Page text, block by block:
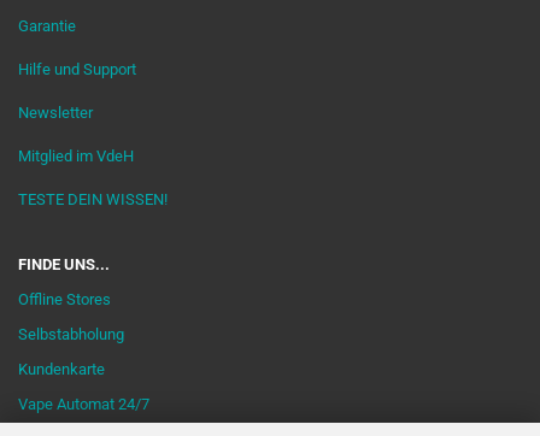
Garantie
Hilfe und Support
Newsletter
Mitglied im VdeH
TESTE DEIN WISSEN!
FINDE UNS...
Offline Stores
Selbstabholung
Kundenkarte
Vape Automat 24/7